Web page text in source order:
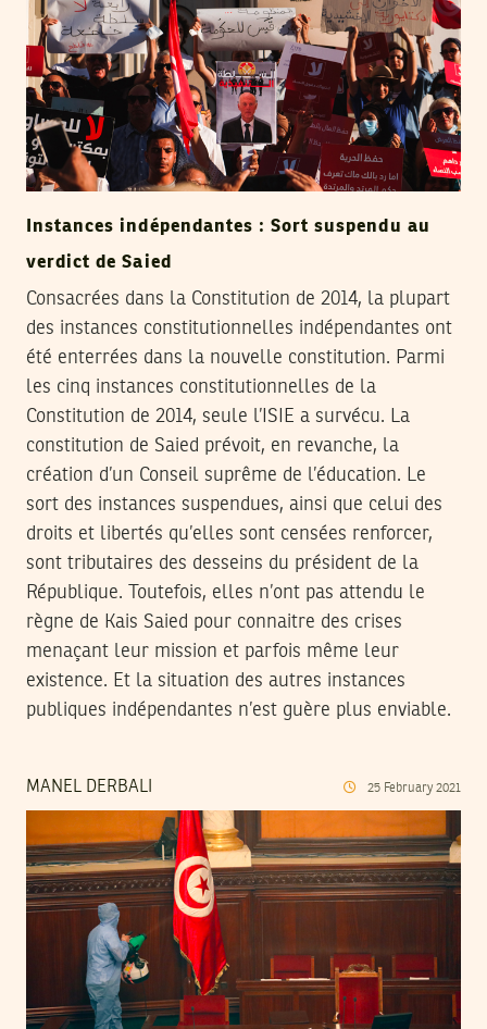
Instances indépendantes : Sort suspendu au
verdict de Saied
Consacrées dans la Constitution de 2014, la plupart
des instances constitutionnelles indépendantes ont
été enterrées dans la nouvelle constitution. Parmi
les cinq instances constitutionnelles de la
Constitution de 2014, seule l’ISIE a survécu. La
constitution de Saied prévoit, en revanche, la
création d’un Conseil suprême de l’éducation. Le
sort des instances suspendues, ainsi que celui des
droits et libertés qu’elles sont censées renforcer,
sont tributaires des desseins du président de la
République. Toutefois, elles n’ont pas attendu le
règne de Kais Saied pour connaitre des crises
menaçant leur mission et parfois même leur
existence. Et la situation des autres instances
publiques indépendantes n’est guère plus enviable.
MANEL DERBALI 25 February 2021